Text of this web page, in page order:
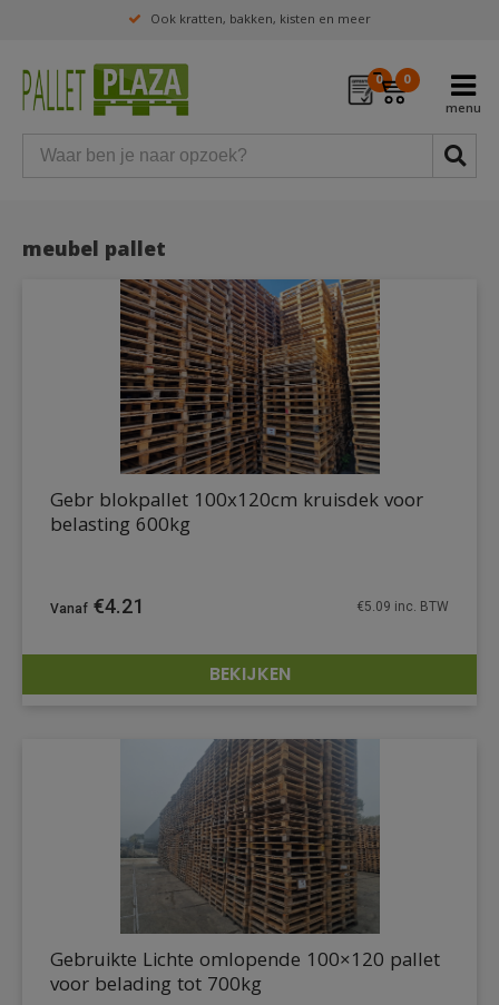
Ook kratten, bakken, kisten en meer
0 0
meubel pallet
DETAILS
Gebr blokpallet 100x120cm kruisdek voor
belasting 600kg
€4.21 €5.09 inc. BTW
BEKIJKEN
Gebruikte Lichte omlopende 100×120 pallet
voor belading tot 700kg